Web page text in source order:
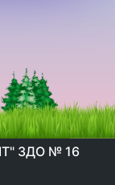
ЗДО № 16